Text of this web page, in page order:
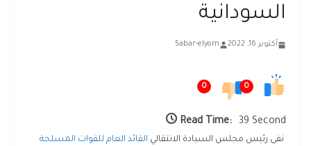
السودانية
أكتوبر 16, 2022 5abar-elyom
0
0
Read Time: 39 Second
نفى رئيس مجلس السيادة الانتقالي القائد العام للقوات المسلحة